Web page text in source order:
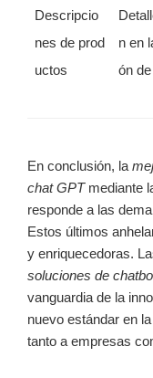
Descripcio
nes de prod
uctos
n en
ón
En conclusión, la
chat GPTmediante
responde a las
Estos últimos
y enriquecedoras.
soluciones de
vanguardia de la
nuevo estándar en
tanto a empresas